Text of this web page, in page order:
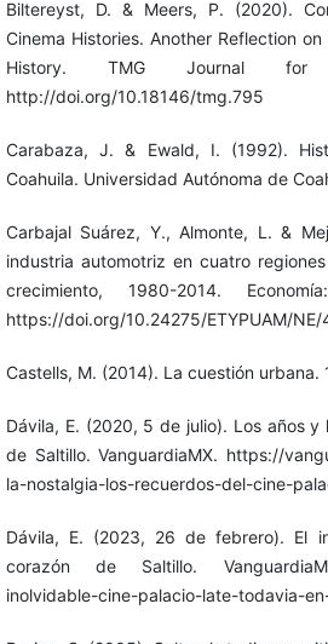
Biltereyst, D. & Meers, P. (2020).
Cinema Histories. Another Reflection
History. TMG Journal
http://doi.org/10.18146/tmg.795
Carabaza, J. & Ewald, I. (1992).
Coahuila. Universidad Autónoma de
Carbajal Suárez, Y., Almonte, L. &
industria automotriz en cuatro
crecimiento, 1980-2014.
https://doi.org/10.24275/ETYPUAM/
Castells, M. (2014). La cuestión
Dávila, E. (2020, 5 de julio). Los años
de Saltillo. VanguardiaMX. https://
la-nostalgia-los-recuerdos-del-cine-
Dávila, E. (2023, 26 de febrero). El
corazón de Saltillo.
inolvidable-cine-palacio-late-todavia-